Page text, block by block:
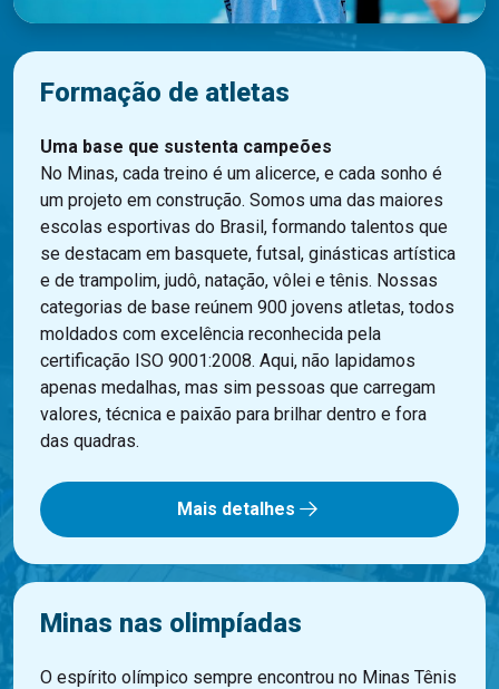
Formação de atletas
Uma base que sustenta campeões
No Minas, cada treino é um alicerce, e cada sonho é
um projeto em construção. Somos uma das maiores
escolas esportivas do Brasil, formando talentos que
se destacam em basquete, futsal, ginásticas artística
e de trampolim, judô, natação, vôlei e tênis. Nossas
categorias de base reúnem 900 jovens atletas, todos
moldados com excelência reconhecida pela
certificação ISO 9001:2008. Aqui, não lapidamos
apenas medalhas, mas sim pessoas que carregam
valores, técnica e paixão para brilhar dentro e fora
das quadras.
Mais detalhes
Minas nas olimpíadas
O espírito olímpico sempre encontrou no Minas Tênis